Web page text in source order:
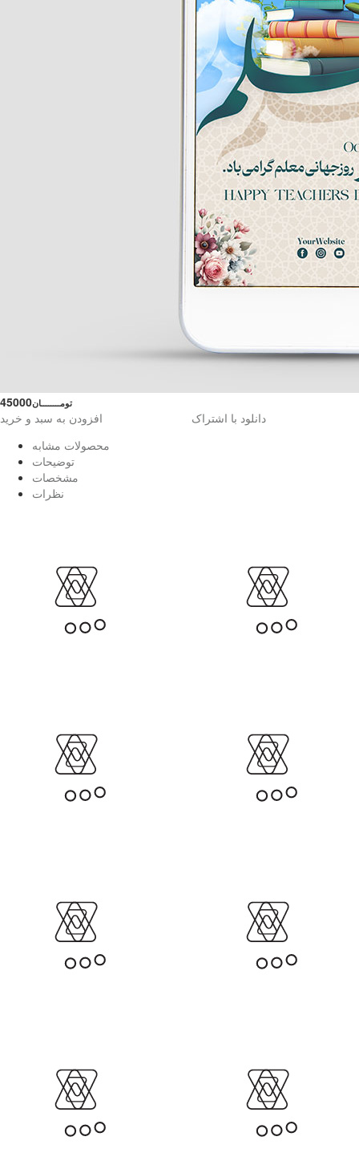
45000تومــــــــان
افزودن به سبد و خرید
دانلود با اشتراک
محصولات مشابه
توضیحات
مشخصات
نظرات